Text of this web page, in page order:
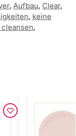
, Aufbau, Clear,
, keine
,